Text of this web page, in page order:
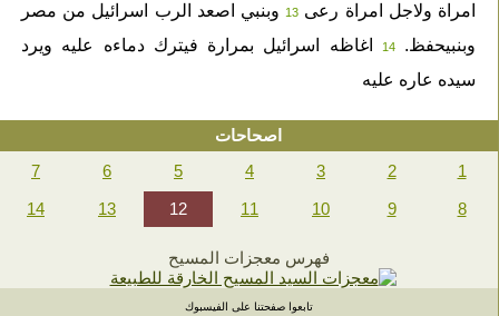
امراة ولاجل امراة رعى 13وبنبي اصعد الرب اسرائيل من مصر
وبنبيحفظ.
14اغاظه اسرائيل بمرارة فيترك دماءه عليه ويرد
سيده عاره عليه
اصحاحات
1
2
3
4
5
6
7
8
9
10
11
12
13
14
فهرس معجزات المسيح
تابعوا صفحتنا على الفيسبوك